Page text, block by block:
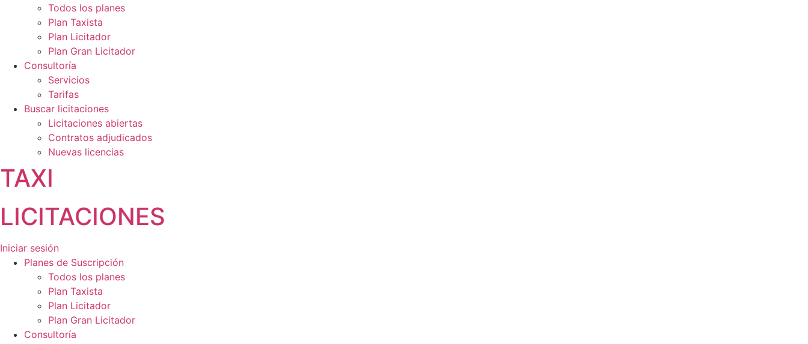
Todos los planes
Plan Taxista
Plan Licitador
Plan Gran Licitador
Consultoría
Servicios
Tarifas
Buscar licitaciones
Licitaciones abiertas
Contratos adjudicados
Nuevas licencias
TAXI
LICITACIONES
Iniciar sesión
Planes de Suscripción
Todos los planes
Plan Taxista
Plan Licitador
Plan Gran Licitador
Consultoría